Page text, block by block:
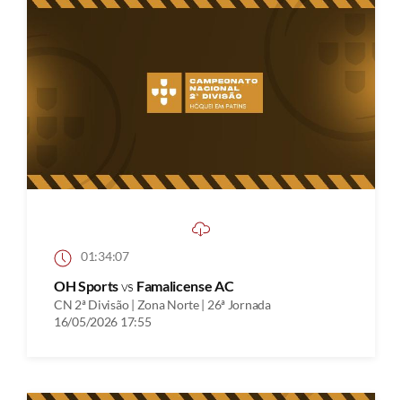
01:34:07
OH Sportsvs Famalicense AC
CN 2ª Divisão | Zona Norte | 26ª Jornada
16/05/2026 17:55